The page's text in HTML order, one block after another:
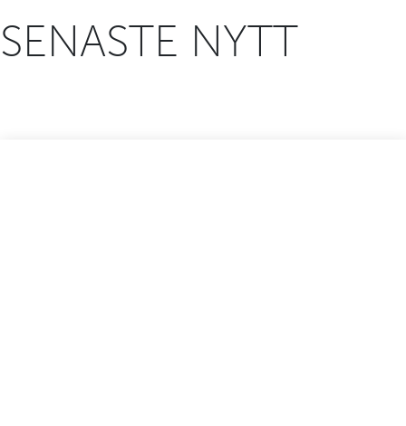
SENASTE NYTT